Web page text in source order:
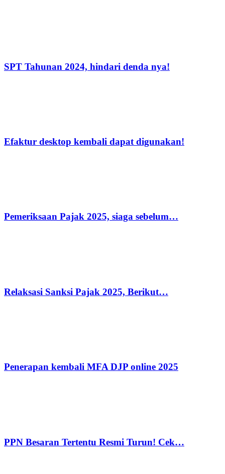
SPT Tahunan 2024, hindari denda nya!
Efaktur desktop kembali dapat digunakan!
Pemeriksaan Pajak 2025, siaga sebelum…
Relaksasi Sanksi Pajak 2025, Berikut…
Penerapan kembali MFA DJP online 2025
PPN Besaran Tertentu Resmi Turun! Cek…